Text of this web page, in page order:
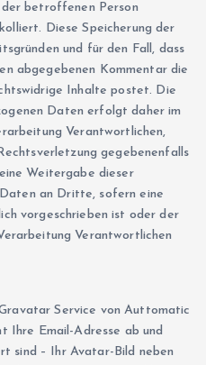
betroffenen Person
Diese Speicherung der
und für den Fall, dass
abgegebenen Kommentar die
Inhalte postet. Die
Daten erfolgt daher im
Verantwortlichen,
gegebenenfalls
Weitergabe dieser
an Dritte, sofern eine
vorgeschrieben ist oder der
Verantwortlichen
Service von Auttomatic
Ihre Email-Adresse ab und
sind – Ihr Avatar-Bild neben